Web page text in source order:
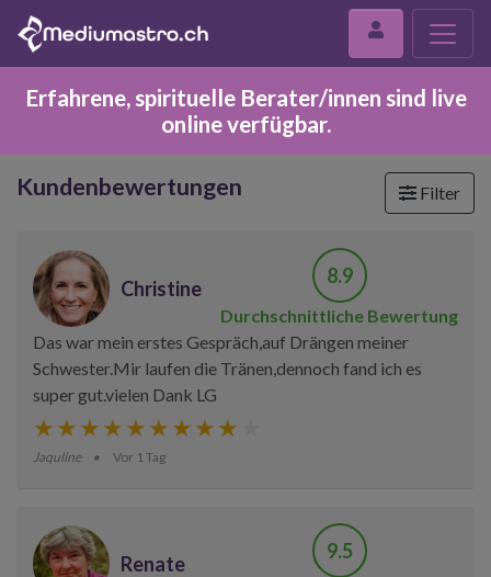
Erfahrene, spirituelle Berater/innen sind live
online verfügbar.
Kundenbewertungen Filter
Christine
8.9
Durchschnittliche Bewertung
Das war mein erstes Gespräch,auf Drängen meiner
Schwester.Mir laufen die Tränen,dennoch fand ich es
super gut.vielen Dank LG
Jaquline Vor 1 Tag
Renate
9.5